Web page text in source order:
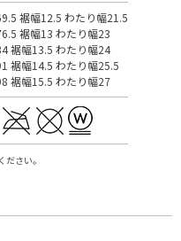
裾幅12.5 わたり幅21.5
裾幅13 わたり幅23
裾幅13.5 わたり幅24
裾幅14.5 わたり幅25.5
裾幅15.5 わたり幅27
ださい。